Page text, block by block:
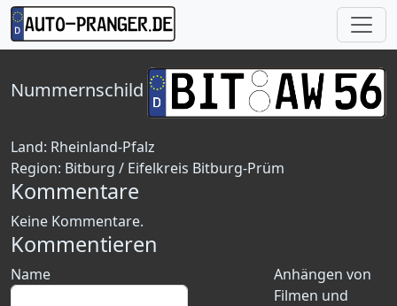
Nummernschild
Land: Rheinland-Pfalz
Region: Bitburg / Eifelkreis Bitburg-Prüm
Kommentare
Keine Kommentare.
Kommentieren
Anhängen von
Filmen und
Name